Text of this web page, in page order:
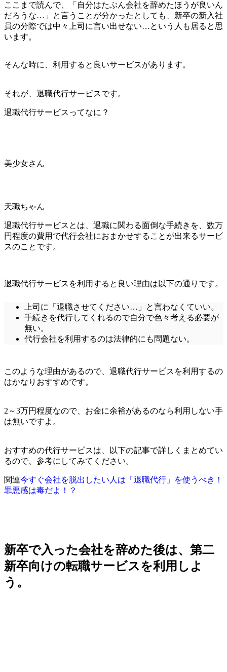
ここまで読んで、「自分はたぶん会社を辞めたほうが良いん
だろうな…」と言うことが分かったとしても、新卒の新入社
員の分際では中々上司に言い出せない…という人も居ると思
います。
そんな時に、利用すると良いサービスがあります。
それが、退職代行サービスです。
退職代行サービスってなに？
美少女さん
天職ちゃん
退職代行サービスとは、退職に関わる面倒な手続きを、数万
円程度の費用で代行会社におまかせすることが出来るサービ
スのことです。
退職代行サービスを利用すると良い理由は以下の通りです。
上司に「退職させてください…」と言わなくていい。
手続きを代行してくれるので自分で色々考える必要が
無い。
代行会社を利用するのは法律的にも問題ない。
このような理由があるので、退職代行サービスを利用するの
はかなりおすすめです。
2～3万円程度なので、お金に余裕があるのなら利用しない手
は無いですよ。
おすすめの代行サービスは、以下の記事で詳しくまとめてい
るので、参考にしてみてください。
関連今すぐ会社を脱出したい人は「退職代行」を使うべき！
罪悪感は毒だよ！？
新卒で入った会社を辞めた後は、第二
新卒向けの転職サービスを利用しよ
う。